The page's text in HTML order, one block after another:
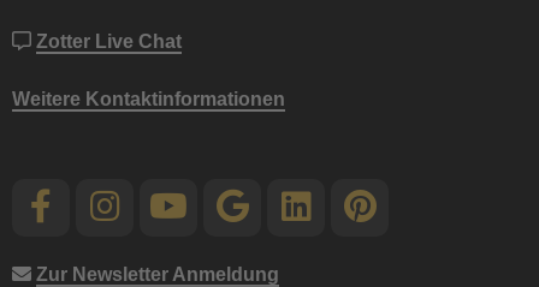
Zotter Live Chat
Weitere Kontaktinformationen
Zur Newsletter Anmeldung